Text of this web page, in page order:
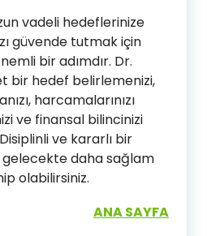
vadeli hedeflerinize
güvende tutmak için
bir adımdır. Dr.
bir hedef belirlemenizi,
harcamalarınızı
ve finansal bilincinizi
ve kararlı bir
gelecekte daha sağlam
olabilirsiniz.
ANA SAYFA